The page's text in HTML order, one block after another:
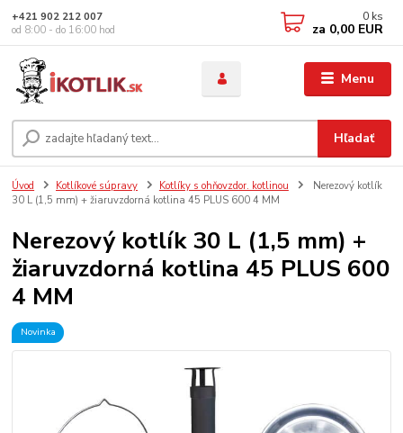
Menu
Hľadať
+421 902 212 007
od 8:00 - do 16:00 hod
0 ks
za 0,00 EUR
Úvod Kotlíkové súpravy Kotlíky s ohňovzdor. kotlinou
Nerezový kotlík
30 L (1,5 mm) + žiaruvzdorná kotlina 45 PLUS 600 4 MM
Nerezový kotlík 30 L (1,5 mm) +
žiaruvzdorná kotlina 45 PLUS 600
4 MM
Novinka